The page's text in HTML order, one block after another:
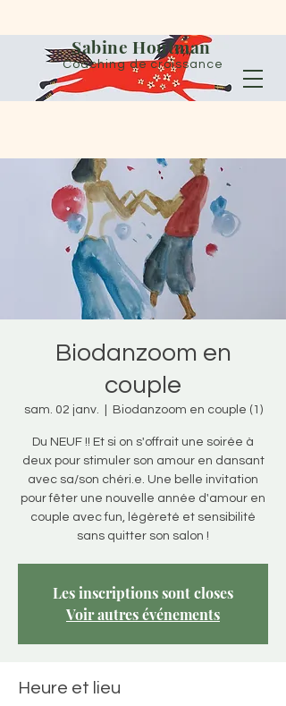
Sabine Houtman
Coaching de croissance
Biodanzoom en
couple
sam. 02 janv. Biodanzoom en couple (1)
Du NEUF !! Et si on s'offrait une soirée à
deux pour stimuler son amour en dansant
avec sa/son chéri.e. Une belle invitation
pour fêter une nouvelle année d'amour en
couple avec fun, légèreté et sensibilité
sans quitter son salon !
Les inscriptions sont closes
Voir autres événements
Heure et lieu